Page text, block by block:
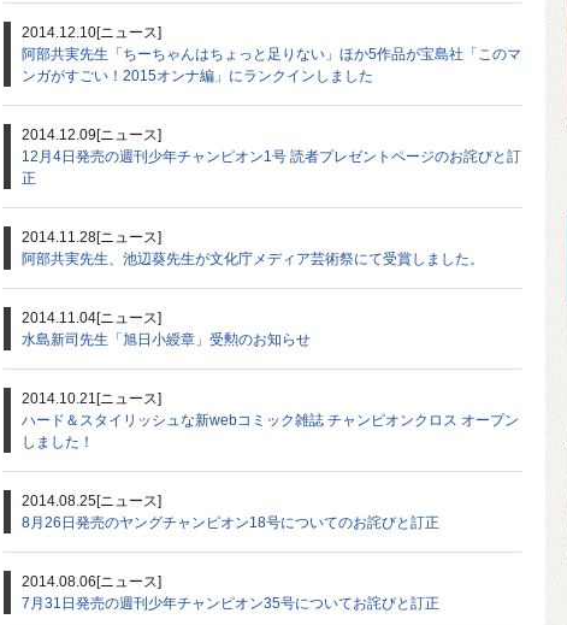
2014.12.10[ニュース]
阿部共実先生「ちーちゃんはちょっと足りない」ほか5作品が宝島社「このマ
ンガがすごい！2015オンナ編」にランクインしました
2014.12.09 [ニュース]
12月4日発売の週刊少年チャンピオン1号 読者プレゼントページのお詫びと訂
正
2014.11.28[ニュース]
阿部共実先生、池辺葵先生が文化庁メディア芸術祭にて受賞しました。
2014.11.04[ニュース]
水島新司先生「旭日小綬章」受勲のお知らせ
2014.10.21 [ニュース]
ハード＆スタイリッシュな新webコミック雑誌 チャンピオンクロス オープン
しました！
2014.08.25[ニュース]
8月26日発売のヤングチャンピオン18号についてのお詫びと訂正
2014.08.06 [ニュース]
7月31日発売の週刊少年チャンピオン35号についてお詫びと訂正